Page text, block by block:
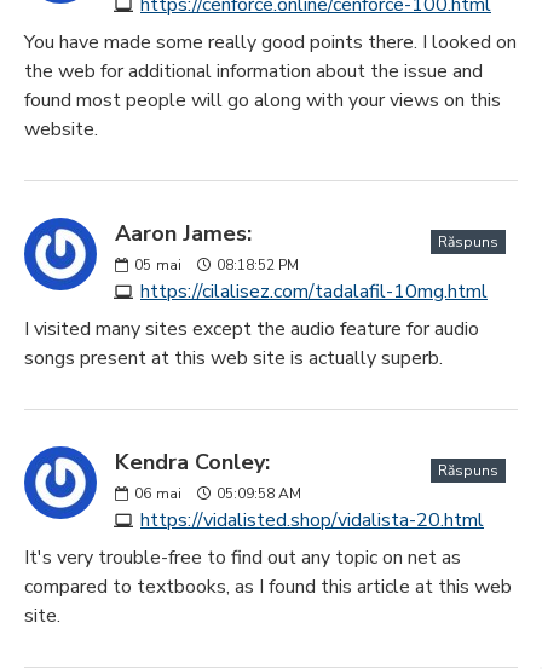
You have made some really good points there. I looked on
the web for additional information about the issue and
found most people will go along with your views on this
website.
Aaron James:
05 mai 08:18:52 PM
https://cilalisez.com/tadalafil-10mg.html
Răspuns
I visited many sites except the audio feature for audio
songs present at this web site is actually superb.
Kendra Conley:
06 mai 05:09:58 AM
https://vidalisted.shop/vidalista-20.html
Răspuns
It's very trouble-free to find out any topic on net as
compared to textbooks, as I found this article at this web
site.